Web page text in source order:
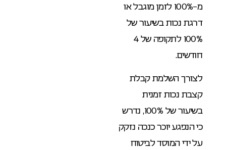
מ-100% לזמן מוגבל או
דרגת נכות בשיעור של
100% לתקופה של 4
חודשים.
לצורך השלמת קבלת
קצבת נכות זמנית
בשיעור של 100%, נדרש
כי הנפגע יוכר כנכה נזקק
על ידי המוסד לביטוח